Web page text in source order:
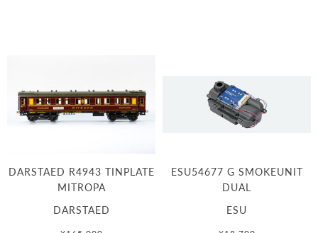
DARSTAED R4943 TINPLATE
MITROPA
DARSTAED
ESU54677 G SMOKEUNIT
DUAL
ESU